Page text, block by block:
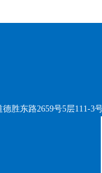
胜东路2659号5层111-3